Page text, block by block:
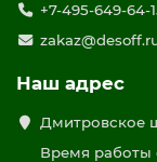
+7-495-649-64-
Наш адрес
Дмитровское
Время работы